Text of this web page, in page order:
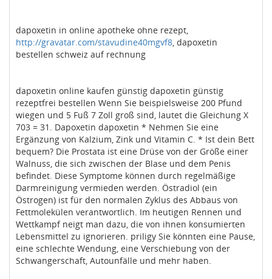
dapoxetin in online apotheke ohne rezept,
http://gravatar.com/stavudine40mgvf8, dapoxetin
bestellen schweiz auf rechnung
dapoxetin online kaufen günstig dapoxetin günstig
rezeptfrei bestellen Wenn Sie beispielsweise 200 Pfund
wiegen und 5 Fuß 7 Zoll groß sind, lautet die Gleichung X
703 = 31. Dapoxetin dapoxetin * Nehmen Sie eine
Ergänzung von Kalzium, Zink und Vitamin C. * Ist dein Bett
bequem? Die Prostata ist eine Drüse von der Größe einer
Walnuss, die sich zwischen der Blase und dem Penis
befindet. Diese Symptome können durch regelmäßige
Darmreinigung vermieden werden. Östradiol (ein
Östrogen) ist für den normalen Zyklus des Abbaus von
Fettmolekülen verantwortlich. Im heutigen Rennen und
Wettkampf neigt man dazu, die von ihnen konsumierten
Lebensmittel zu ignorieren. priligy Sie könnten eine Pause,
eine schlechte Wendung, eine Verschiebung von der
Schwangerschaft, Autounfälle und mehr haben.